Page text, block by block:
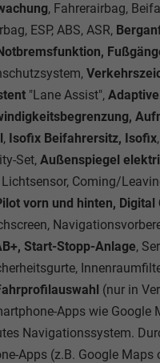
, Fahrerairbag,
ESP, ABS, ASR,
"Lane Assist",
, Isofix Beifahrersitz, Isofix
Set, Außenspiegel
Coming/
vorn und hinten,
Start-Stopp-Anlage,
(nur in
Apps wie Google
Navigationssystem.
Apps (z.B. Google Maps